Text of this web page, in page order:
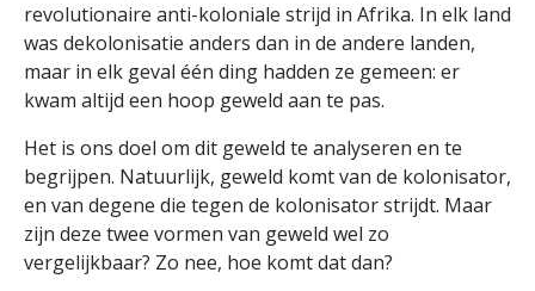
revolutionaire anti-koloniale strijd in Afrika. In elk land
was dekolonisatie anders dan in de andere landen,
maar in elk geval één ding hadden ze gemeen: er
kwam altijd een hoop geweld aan te pas.
Het is ons doel om dit geweld te analyseren en te
begrijpen. Natuurlijk, geweld komt van de kolonisator,
en van degene die tegen de kolonisator strijdt. Maar
zijn deze twee vormen van geweld wel zo
vergelijkbaar? Zo nee, hoe komt dat dan?